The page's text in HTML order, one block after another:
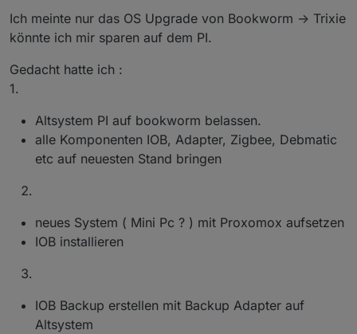
Ich meinte nur das OS Upgrade von Bookworm -> Trixie
könnte ich mir sparen auf dem PI.
Gedacht hatte ich :
1.
Altsystem PI auf bookworm belassen.
alle Komponenten IOB, Adapter, Zigbee, Debmatic
etc auf neuesten Stand bringen
neues System ( Mini Pc ? ) mit Proxomox aufsetzen
IOB installieren
IOB Backup erstellen mit Backup Adapter auf
Altsystem